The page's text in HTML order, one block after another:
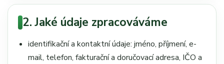
2. Jaké údaje zpracováváme
identifikační a kontaktní údaje: jméno, příjmení, e-
mail, telefon, fakturační a doručovací adresa, IČO a